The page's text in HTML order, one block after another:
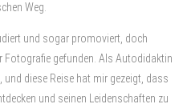
Weg.
und sogar promoviert, doch
Fotografie gefunden. Als Autodidaktin
diese Reise hat mir gezeigt, dass
und seinen Leidenschaften zu